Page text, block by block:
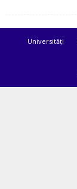
Universități